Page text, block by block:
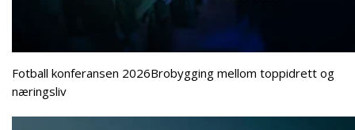
Fotball konferansen 2026Brobygging mellom toppidrett og
næringsliv